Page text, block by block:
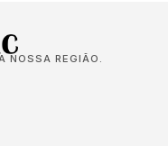
NOSSA REGIÃO.